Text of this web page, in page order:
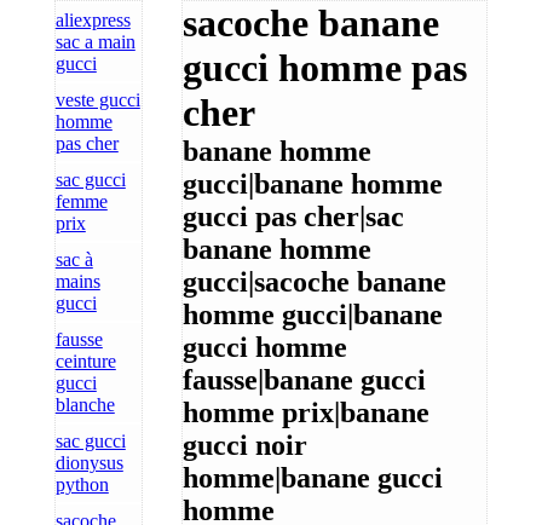
aliexpress
sac a main
gucci
veste gucci
homme
pas cher
sac gucci
femme
prix
sac à
mains
gucci
fausse
ceinture
gucci
blanche
sac gucci
dionysus
python
sacoche
sacoche banane
gucci homme pas
cher
banane homme
gucci|banane homme
gucci pas cher|sac
banane homme
gucci|sacoche banane
homme gucci|banane
gucci homme
fausse|banane gucci
homme prix|banane
gucci noir
homme|banane gucci
homme